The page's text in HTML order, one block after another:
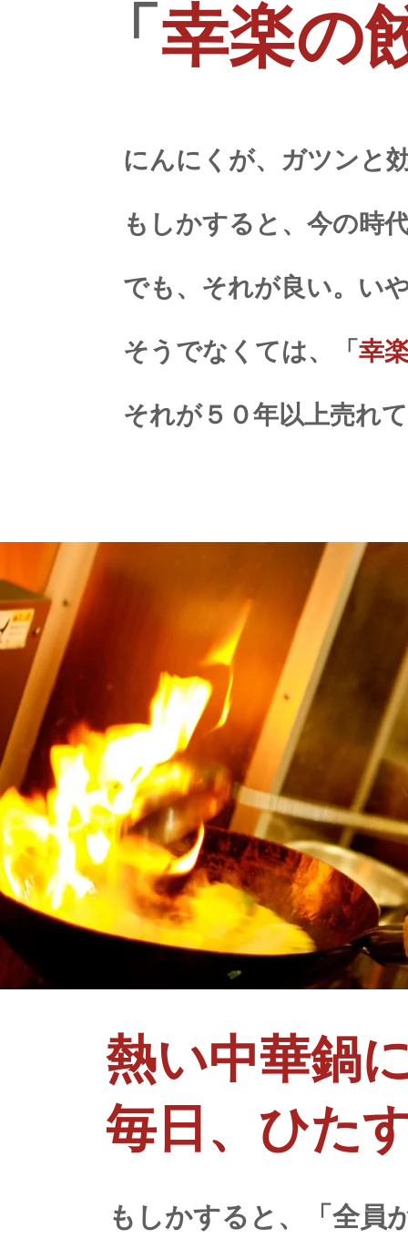
「 幸楽の
にんにくが、ガツンと
もしかすると、今の時
でも、それが良い。い
そうでなくては、「 幸
​それが５０年以上売れ
熱い中華鍋
毎日、ひた
もしかすると、「全員